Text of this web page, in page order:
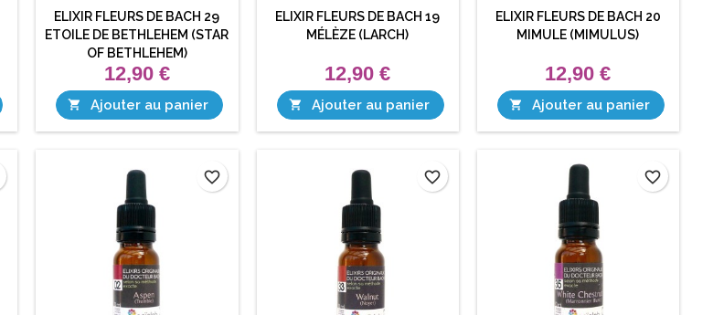
ELIXIR FLEURS DE BACH 29
ETOILE DE BETHLEHEM (STAR
OF BETHLEHEM)
12,90 €
 Ajouter au panier
ELIXIR FLEURS DE BACH 19
MÉLÈZE (LARCH)
12,90 €
 Ajouter au panier
ELIXIR FLEURS DE BACH 20
MIMULE (MIMULUS)
12,90 €
 Ajouter au panier
favorite_border favorite_border favorite_border